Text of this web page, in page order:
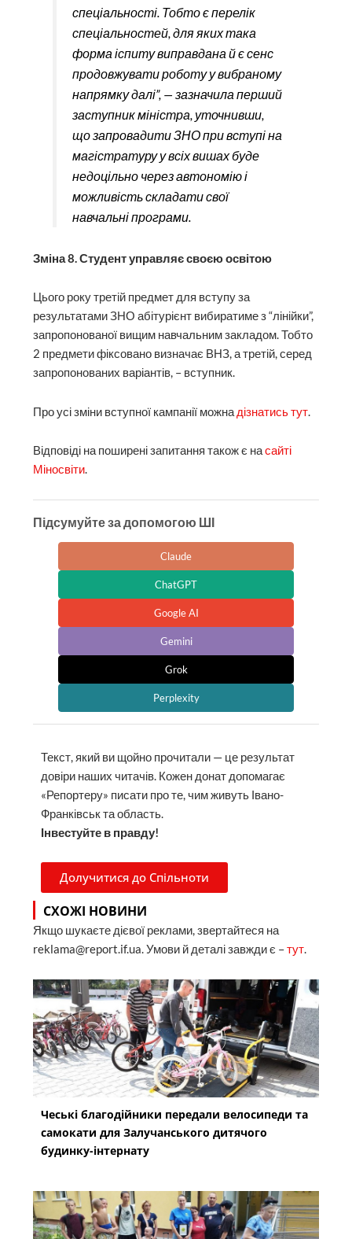
спеціальності. Тобто є перелік
спеціальностей, для яких така
форма іспиту виправдана й є сенс
продовжувати роботу у вибраному
напрямку далі”, — зазначила перший
заступник міністра, уточнивши,
що запровадити ЗНО при вступі на
магістратуру у всіх вишах буде
недоцільно через автономію і
можливість складати свої
навчальні програми.
Зміна 8. Студент управляє своєю освітою
Цього року третій предмет для вступу за
результатами ЗНО абітурієнт вибиратиме з “лінійки”,
запропонованої вищим навчальним закладом. Тобто
2 предмети фіксовано визначає ВНЗ, а третій, серед
запропонованих варіантів, – вступник.
Про усі зміни вступної кампанії можна дізнатись тут.
Відповіді на поширені запитання також є насайті
Міносвіти.
Підсумуйте за допомогою ШІ
Claude
ChatGPT
Google AI
Gemini
Grok
Perplexity
Текст, який ви щойно прочитали — це результат
довіри наших читачів. Кожен донат допомагає
«Репортеру» писати про те, чим живуть Івано-
Франківськ та область.
Інвестуйте в правду!
Долучитися до Спільноти
СХОЖІ НОВИНИ
Якщо шукаєте дієвої реклами, звертайтеся на
reklama@report.if.ua. Умови й деталі завжди є –тут.
Чеські благодійники передали велосипеди та
самокати для Залучанського дитячого
будинку-інтернату